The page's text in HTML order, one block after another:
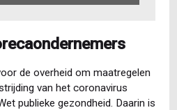
de overheid om maatregelen
van het coronavirus
publieke gezondheid. Daarin is